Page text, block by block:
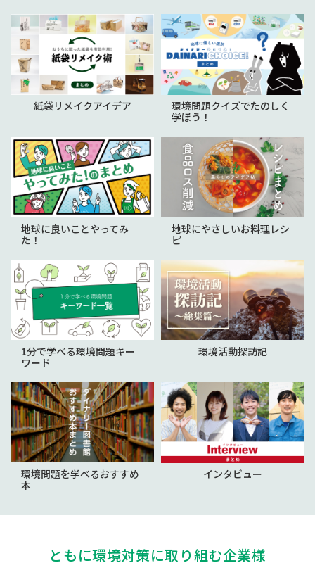
紙袋リメイクアイデア
環境問題クイズでたのしく
学ぼう！
地球に良いことやってみ
た！
地球にやさしいお料理レシ
ピ
1分で学べる環境問題キー
ワード
環境活動探訪記
環境問題を学べるおすすめ
本
インタビュー
ともに環境対策に取り組む企業様